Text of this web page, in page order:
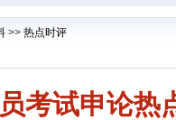
>> 热点时评
考试申论热